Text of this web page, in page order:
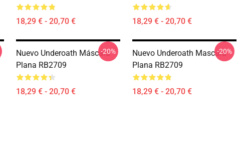
18,29 € - 20,70 € 18,29 € - 20,70 €
Nuevo Underoath Máscara
Plana RB2709
18,29 € - 20,70 €
-20%
Nuevo Underoath Mascara
Plana RB2709
18,29 € - 20,70 €
-20%